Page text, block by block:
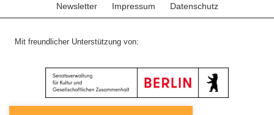
Newsletter Impressum Datenschutz
Mit freundlicher Unterstützung von: